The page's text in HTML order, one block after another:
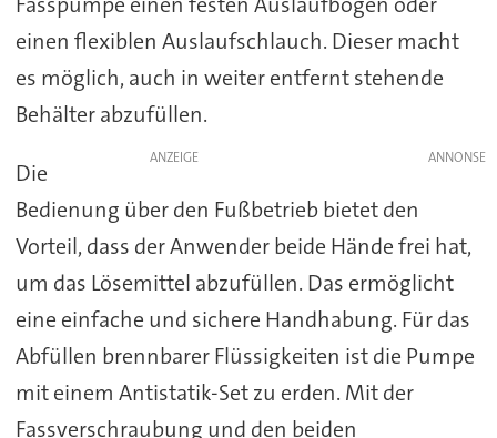
einen flexiblen Auslaufschlauch. Dieser macht
es möglich, auch in weiter entfernt stehende
Behälter abzufüllen.
ANZEIGE
Die
Bedienung über den Fußbetrieb bietet den
Vorteil, dass der Anwender beide Hände frei hat,
um das Lösemittel abzufüllen. Das ermöglicht
eine einfache und sichere Handhabung. Für das
Abfüllen brennbarer Flüssigkeiten ist die Pumpe
mit einem Antistatik-Set zu erden. Mit der
Fassverschraubung und den beiden